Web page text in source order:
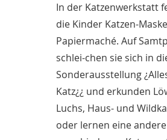
In der Katzenwerkstatt
die Kinder Katzen-
Papiermaché. Auf
schlei-chen sie sich in
Sonderausstellung
Katz¿¿ und erkunden
Luchs, Haus- und
oder lernen eine